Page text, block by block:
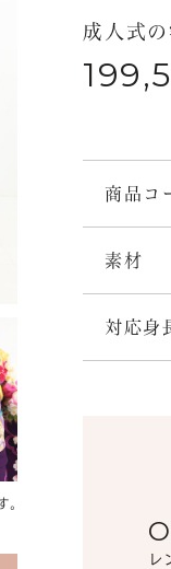
。
成人式
商品コ
素材
対応身
レ